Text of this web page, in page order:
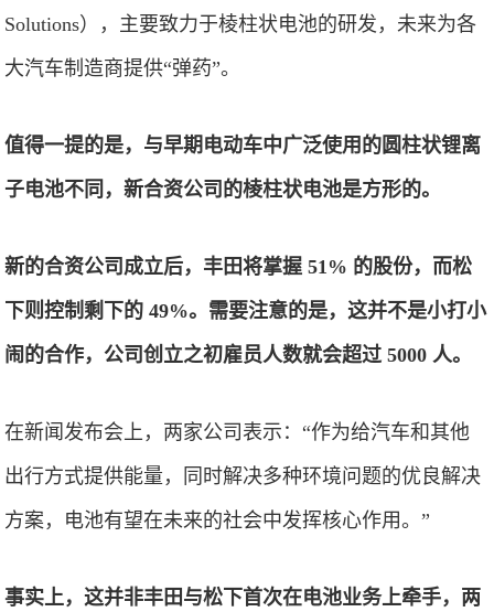
Solutions），主要致力于棱柱状电池的研发，未来为各
大汽车制造商提供“弹药”。
值得一提的是，与早期电动车中广泛使用的圆柱状锂离
子电池不同，新合资公司的棱柱状电池是方形的。
新的合资公司成立后，丰田将掌握 51% 的股份，而松
下则控制剩下的 49%。需要注意的是，这并不是小打小
闹的合作，公司创立之初雇员人数就会超过 5000 人。
在新闻发布会上，两家公司表示：“作为给汽车和其他
出行方式提供能量，同时解决多种环境问题的优良解决
方案，电池有望在未来的社会中发挥核心作用。”
事实上，这并非丰田与松下首次在电池业务上牵手，两